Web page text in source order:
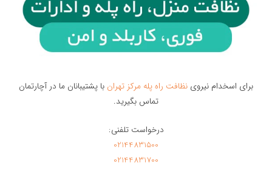
برای اسخدام نیروی نظافت راه پله مرکز تهران با پشتیبانان ما در آچارتمان
تماس بگیرید.
درخواست تلفنی:
02144831500
02144831700